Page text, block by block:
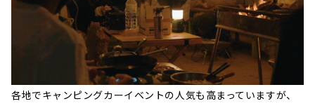
各地でキャンピングカーイベントの人気も高まっていますが、